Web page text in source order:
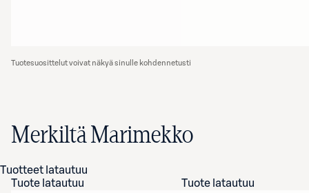
Tuotesuosittelut voivat näkyä sinulle kohdennetusti
Merkiltä Marimekko
Tuotteet latautuu
Tuote latautuu
Tuote latautuu